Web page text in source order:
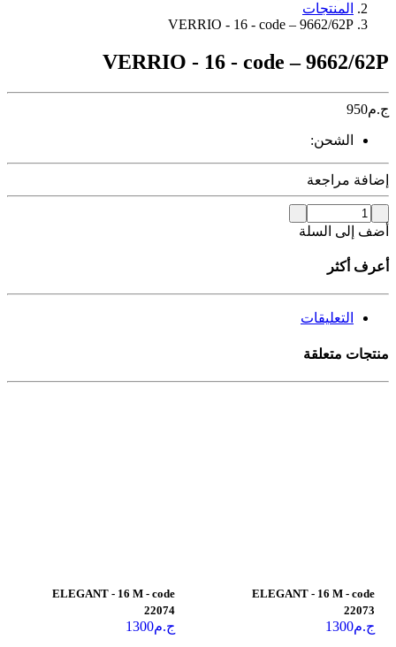
المنتجات
VERRIO - 16 - code – 9662/62P
VERRIO - 16 - code – 9662/62P
ج.م950
الشحن:
إضافة مراجعة
أضف إلى السلة
أعرف أكثر
التعليقات
منتجات متعلقة
ELEGANT - 16 M - code
22073
ج.م1300
ELEGANT - 16 M - code
22074
ج.م1300